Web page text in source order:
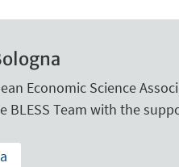
Economic Science
BLESS Team with the